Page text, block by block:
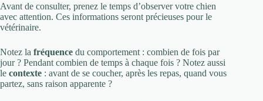
Avant de consulter, prenez le temps d’observer votre chien
avec attention. Ces informations seront précieuses pour le
vétérinaire.
Notez la fréquence du comportement : combien de fois par
jour ? Pendant combien de temps à chaque fois ? Notez aussi
le contexte : avant de se coucher, après les repas, quand vous
partez, sans raison apparente ?